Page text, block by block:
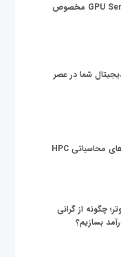
قیمت سرور گرافیکی | خرید GPU Server مخصوص
شما در عصر
چگونه از گرانی
بسازیم؟